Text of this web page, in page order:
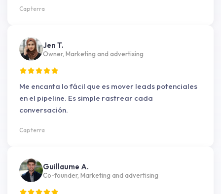
Capterra
Jen T.
Owner, Marketing and advertising
Me encanta lo fácil que es mover leads potenciales
en el pipeline. Es simple rastrear cada
conversación.
Capterra
Guillaume A.
Co-founder, Marketing and advertising